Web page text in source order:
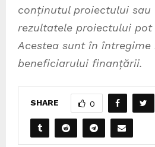
conținutul proiectului sau
rezultatele proiectului
Acestea sunt în
beneficiarului finanțării.
SHARE 0